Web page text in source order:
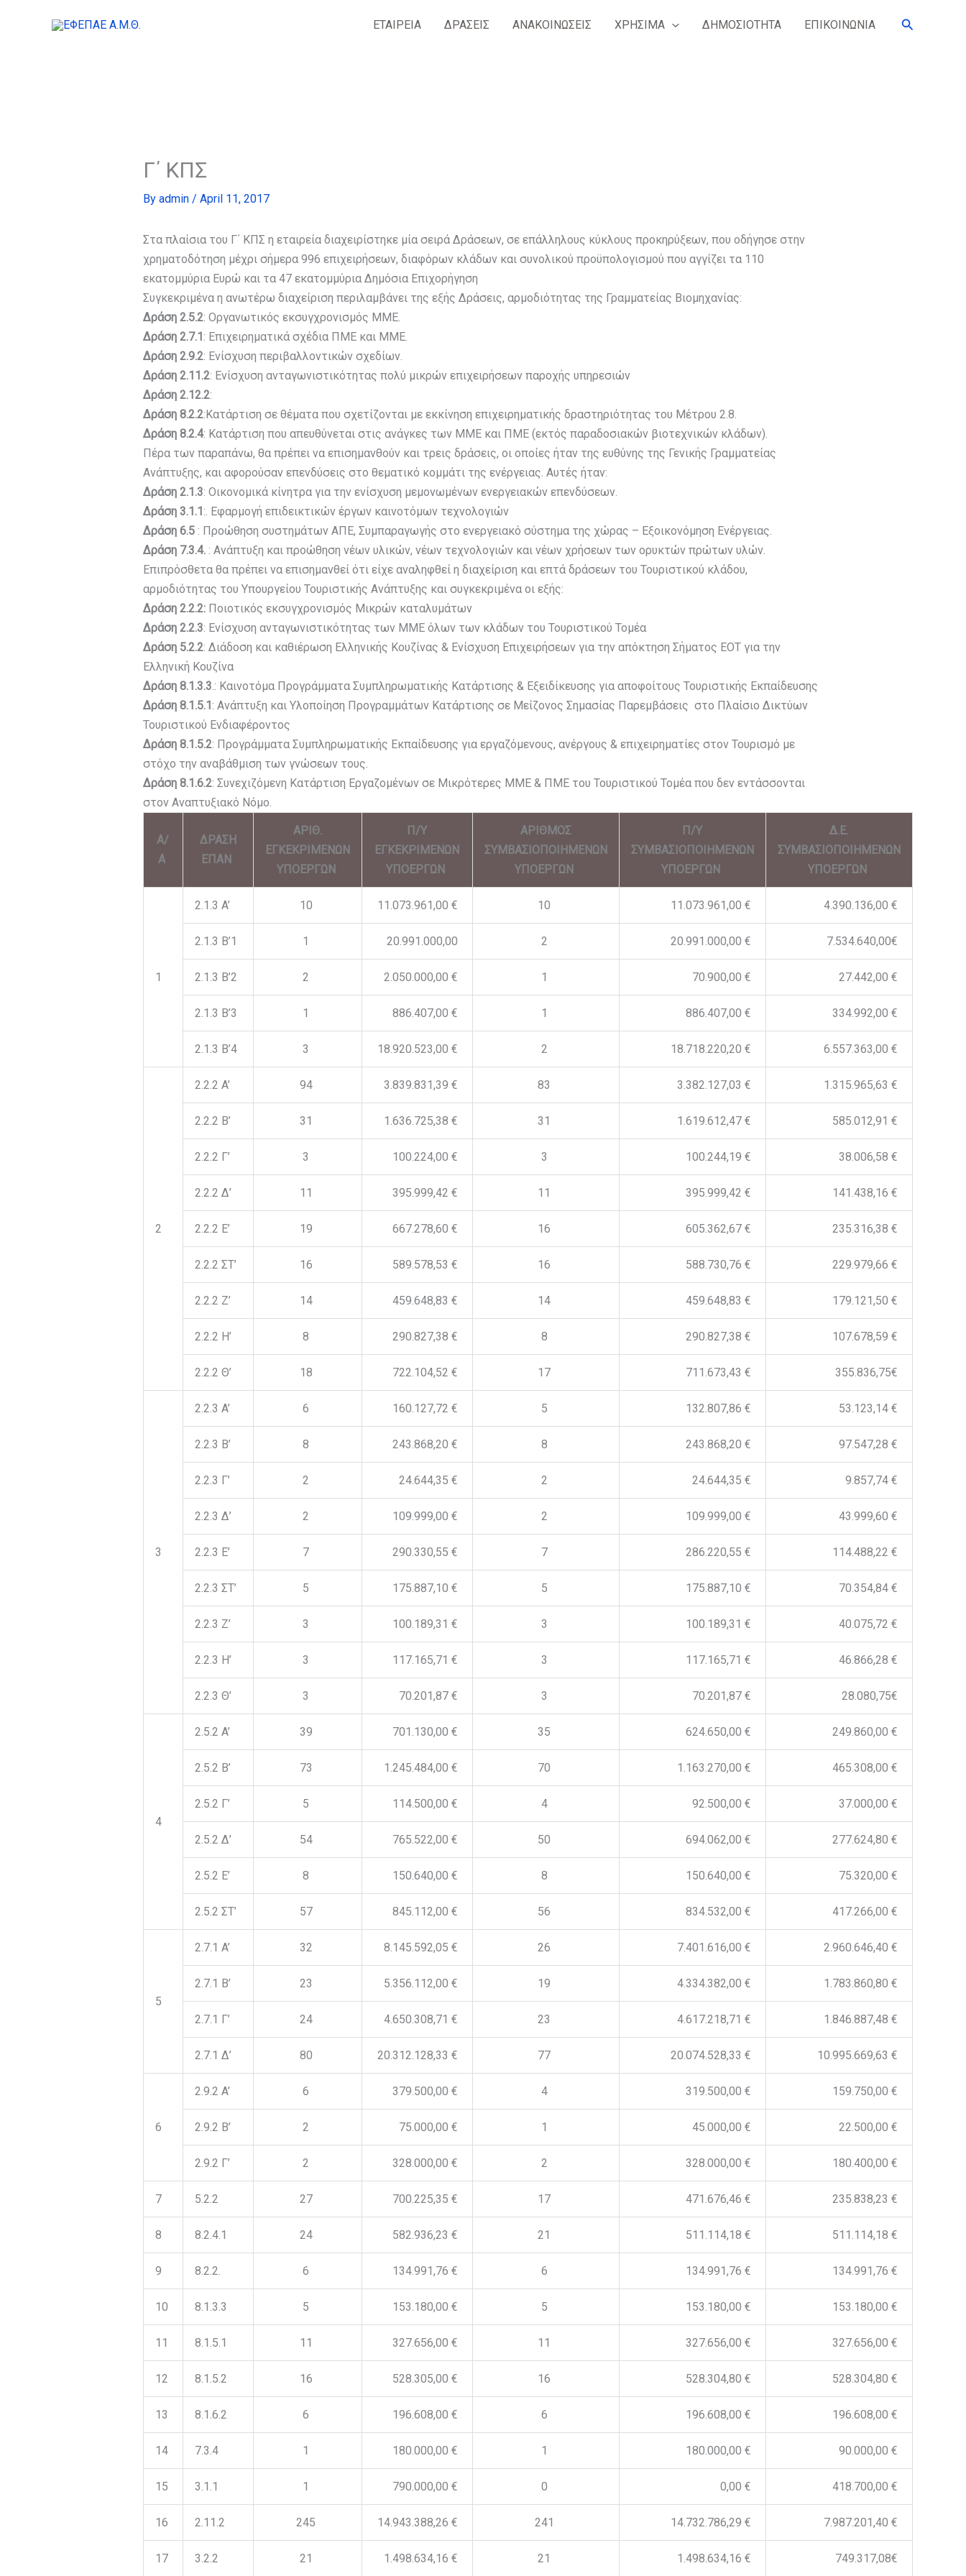
ΕΤΑΙΡΕΙΑ ΔΡΑΣΕΙΣ ΑΝΑΚΟΙΝΩΣΕΙΣ ΧΡΗΣΙΜΑ ΔΗΜΟΣΙΟΤΗΤΑ ΕΠΙΚΟΙΝΩΝΙΑ Search
Γ΄ ΚΠΣ
By admin / April 11, 2017
Στα πλαίσια του Γ΄ ΚΠΣ η εταιρεία διαχειρίστηκε μία σειρά Δράσεων, σε επάλληλους κύκλους προκηρύξεων, που οδήγησε στην
χρηματοδότηση μέχρι σήμερα 996 επιχειρήσεων, διαφόρων κλάδων και συνολικού προϋπολογισμού που αγγίζει τα 110
εκατομμύρια Ευρώ και τα 47 εκατομμύρια Δημόσια Επιχορήγηση
Συγκεκριμένα η ανωτέρω διαχείριση περιλαμβάνει της εξής Δράσεις, αρμοδιότητας της Γραμματείας Βιομηχανίας:
Δράση 2.5.2: Οργανωτικός εκσυγχρονισμός ΜΜΕ.
Δράση 2.7.1 : Επιχειρηματικά σχέδια ΠΜΕ και ΜΜΕ.
Δράση 2.9.2: Ενίσχυση περιβαλλοντικών σχεδίων.
Δράση 2.11.2: Ενίσχυση ανταγωνιστικότητας πολύ μικρών επιχειρήσεων παροχής υπηρεσιών
Δράση 2.12.2:
Δράση 8.2.2:Κατάρτιση σε θέματα που σχετίζονται με εκκίνηση επιχειρηματικής δραστηριότητας του Μέτρου 2.8.
Δράση 8.2.4: Κατάρτιση που απευθύνεται στις ανάγκες των ΜΜΕ και ΠΜΕ (εκτός παραδοσιακών βιοτεχνικών κλάδων).
Πέρα των παραπάνω, θα πρέπει να επισημανθούν και τρεις δράσεις, οι οποίες ήταν της ευθύνης της Γενικής Γραμματείας
Ανάπτυξης, και αφορούσαν επενδύσεις στο θεματικό κομμάτι της ενέργειας. Αυτές ήταν:
Δράση 2.1.3: Οικονομικά κίνητρα για την ενίσχυση μεμονωμένων ενεργειακών επενδύσεων.
Δράση 3.1.1 :. Εφαρμογή επιδεικτικών έργων καινοτόμων τεχνολογιών
Δράση 6.5: Προώθηση συστημάτων ΑΠΕ, Συμπαραγωγής στο ενεργειακό σύστημα της χώρας – Εξοικονόμηση Ενέργειας.
Δράση 7.3.4.: Ανάπτυξη και προώθηση νέων υλικών, νέων τεχνολογιών και νέων χρήσεων των ορυκτών πρώτων υλών.
Επιπρόσθετα θα πρέπει να επισημανθεί ότι είχε αναληφθεί η διαχείριση και επτά δράσεων του Τουριστικού κλάδου,
αρμοδιότητας του Υπουργείου Τουριστικής Ανάπτυξης και συγκεκριμένα οι εξής:
Δράση 2.2.2:Ποιοτικός εκσυγχρονισμός Μικρών καταλυμάτων
Δράση 2.2.3: Ενίσχυση ανταγωνιστικότητας των ΜΜΕ όλων των κλάδων του Τουριστικού Τομέα
Δράση 5.2.2: Διάδοση και καθιέρωση Ελληνικής Κουζίνας & Ενίσχυση Επιχειρήσεων για την απόκτηση Σήματος ΕΟΤ για την
Ελληνική Κουζίνα
Δράση 8.1.3.3.: Καινοτόμα Προγράμματα Συμπληρωματικής Κατάρτισης & Εξειδίκευσης για αποφοίτους Τουριστικής Εκπαίδευσης
Δράση 8.1.5.1 : Ανάπτυξη και Υλοποίηση Προγραμμάτων Κατάρτισης σε Μείζονος Σημασίας Παρεμβάσεις στο Πλαίσιο Δικτύων
Τουριστικού Ενδιαφέροντος
Δράση 8.1.5.2: Προγράμματα Συμπληρωματικής Εκπαίδευσης για εργαζόμενους, ανέργους & επιχειρηματίες στον Τουρισμό με
στόχο την αναβάθμιση των γνώσεων τους.
Δράση 8.1.6.2: Συνεχιζόμενη Κατάρτιση Εργαζομένων σε Μικρότερες ΜΜΕ & ΠΜΕ του Τουριστικού Τομέα που δεν εντάσσονται
στον Αναπτυξιακό Νόμο.
Α/
Α
ΔΡΑΣΗ
ΕΠΑΝ
ΑΡΙΘ.
ΕΓΚΕΚΡΙΜΕΝΩΝ
ΥΠΟΕΡΓΩΝ
Π/Υ
ΕΓΚΕΚΡΙΜΕΝΩΝ
ΥΠΟΕΡΓΩΝ
ΑΡΙΘΜΟΣ
ΣΥΜΒΑΣΙΟΠΟΙΗΜΕΝΩΝ
ΥΠΟΕΡΓΩΝ
Π/Υ
ΣΥΜΒΑΣΙΟΠΟΙΗΜΕΝΩΝ
ΥΠΟΕΡΓΩΝ
Δ.Ε.
ΣΥΜΒΑΣΙΟΠΟΙΗΜΕΝΩΝ
ΥΠΟΕΡΓΩΝ
1
2.1.3 A’ 10 11.073.961,00 € 10 11.073.961,00 € 4.390.136,00 €
2.1.3 B’1 1 20.991.000,00 2 20.991.000,00 € 7.534.640,00€
2.1.3 B’2 2 2.050.000,00 € 1 70.900,00 € 27.442,00 €
2.1.3 B’3 1 886.407,00 € 1 886.407,00 € 334.992,00 €
2.1.3 B’4 3 18.920.523,00 € 2 18.718.220,20 € 6.557.363,00 €
2
2.2.2 A’ 94 3.839.831,39 € 83 3.382.127,03 € 1.315.965,63 €
2.2.2 B’ 31 1.636.725,38 € 31 1.619.612,47 € 585.012,91 €
2.2.2 Γ’ 3 100.224,00 € 3 100.244,19 € 38.006,58 €
2.2.2 Δ’ 11 395.999,42 € 11 395.999,42 € 141.438,16 €
2.2.2 Ε’ 19 667.278,60 € 16 605.362,67 € 235.316,38 €
2.2.2 ΣΤ’ 16 589.578,53 € 16 588.730,76 € 229.979,66 €
2.2.2 Z’ 14 459.648,83 € 14 459.648,83 € 179.121,50 €
2.2.2 H’ 8 290.827,38 € 8 290.827,38 € 107.678,59 €
2.2.2 Θ’ 18 722.104,52 € 17 711.673,43 € 355.836,75€
3
2.2.3 A’ 6 160.127,72 € 5 132.807,86 € 53.123,14 €
2.2.3 B’ 8 243.868,20 € 8 243.868,20 € 97.547,28 €
2.2.3 Γ’ 2 24.644,35 € 2 24.644,35 € 9.857,74 €
2.2.3 Δ’ 2 109.999,00 € 2 109.999,00 € 43.999,60 €
2.2.3 Ε’ 7 290.330,55 € 7 286.220,55 € 114.488,22 €
2.2.3 ΣΤ’ 5 175.887,10 € 5 175.887,10 € 70.354,84 €
2.2.3 Z’ 3 100.189,31 € 3 100.189,31 € 40.075,72 €
2.2.3 H’ 3 117.165,71 € 3 117.165,71 € 46.866,28 €
2.2.3 Θ’ 3 70.201,87 € 3 70.201,87 € 28.080,75€
4
2.5.2 A’ 39 701.130,00 € 35 624.650,00 € 249.860,00 €
2.5.2 B’ 73 1.245.484,00 € 70 1.163.270,00 € 465.308,00 €
2.5.2 Γ’ 5 114.500,00 € 4 92.500,00 € 37.000,00 €
2.5.2 Δ’ 54 765.522,00 € 50 694.062,00 € 277.624,80 €
2.5.2 Ε’ 8 150.640,00 € 8 150.640,00 € 75.320,00 €
2.5.2 ΣΤ’ 57 845.112,00 € 56 834.532,00 € 417.266,00 €
5
2.7.1 A’ 32 8.145.592,05 € 26 7.401.616,00 € 2.960.646,40 €
2.7.1 B’ 23 5.356.112,00 € 19 4.334.382,00 € 1.783.860,80 €
2.7.1 Γ’ 24 4.650.308,71 € 23 4.617.218,71 € 1.846.887,48 €
2.7.1 Δ’ 80 20.312.128,33 € 77 20.074.528,33 € 10.995.669,63 €
6
2.9.2 A’ 6 379.500,00 € 4 319.500,00 € 159.750,00 €
2.9.2 Β’ 2 75.000,00 € 1 45.000,00 € 22.500,00 €
2.9.2 Γ’ 2 328.000,00 € 2 328.000,00 € 180.400,00 €
7 5.2.2 27 700.225,35 € 17 471.676,46 € 235.838,23 €
8 8.2.4.1 24 582.936,23 € 21 511.114,18 € 511.114,18 €
9 8.2.2. 6 134.991,76 € 6 134.991,76 € 134.991,76 €
10 8.1.3.3 5 153.180,00 € 5 153.180,00 € 153.180,00 €
11 8.1.5.1 11 327.656,00 € 11 327.656,00 € 327.656,00 €
12 8.1.5.2 16 528.305,00 € 16 528.304,80 € 528.304,80 €
13 8.1.6.2 6 196.608,00 € 6 196.608,00 € 196.608,00 €
14 7.3.4 1 180.000,00 € 1 180.000,00 € 90.000,00 €
15 3.1.1 1 790.000,00 € 0 0,00 € 418.700,00 €
16 2.11.2 245 14.943.388,26 € 241 14.732.786,29 € 7.987.201,40 €
17 3.2.2 21 1.498.634,16 € 21 1.498.634,16 € 749.317,08€